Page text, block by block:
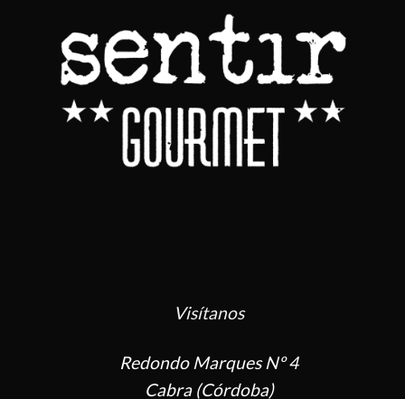
Visítanos
Redondo Marques Nº 4
Cabra (Córdoba)